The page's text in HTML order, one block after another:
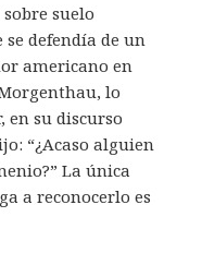
suelo
defendía de un
americano en
lo
en su discurso
“¿Acaso alguien
La única
a reconocerlo es